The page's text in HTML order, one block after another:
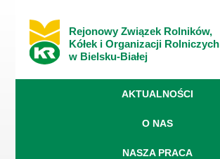
Rejonowy Związek Rolników,
Kółek i Organizacji Rolniczych
w Bielsku-Białej
AKTUALNOŚCI
O NAS
NASZA PRACA